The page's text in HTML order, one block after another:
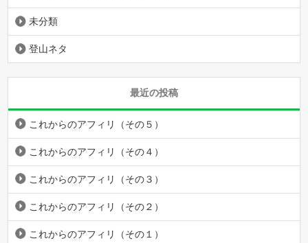
未分類
登山ネタ
最近の投稿
これからのアフィリ（その５）
これからのアフィリ（その４）
これからのアフィリ（その３）
これからのアフィリ（その２）
これからのアフィリ（その１）